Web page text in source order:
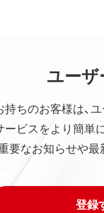
ユー
持ちのお客様は、
ービスをより簡単
要なお知らせや最
登録